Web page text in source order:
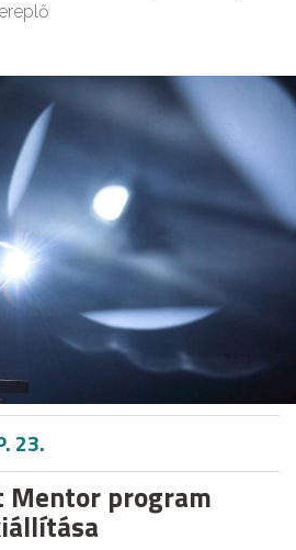
23.
Mentor program